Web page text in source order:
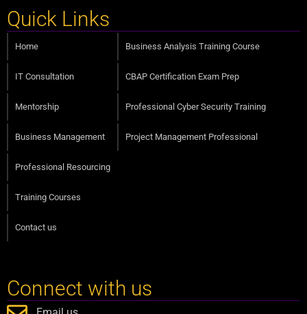
Quick Links
Home
IT Consultation
Mentorship
Business Management
Professional Resourcing
Training Courses
Contact us
Business Analysis Training Course
CBAP Certification Exam Prep
Professional Cyber Security Training
Project Management Professional
Connect with us